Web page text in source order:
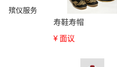
殡仪服务
寿鞋寿帽
¥ 面议